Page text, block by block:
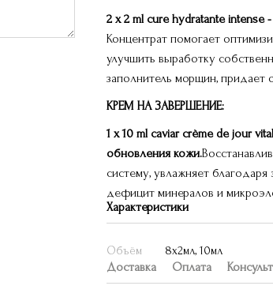
2 x 2 ml cure hydratante intense
Концентрат помогает
улучшить выработку
заполнитель морщин, придает
КРЕМ НА ЗАВЕРШЕНИЕ:
1 x 10 ml caviar crème de jour
обновления кожи.
систему, увлажняет благодаря
дефицит минералов и
Характеристики
Объём 8х2мл, 10мл
Доставка Оплата